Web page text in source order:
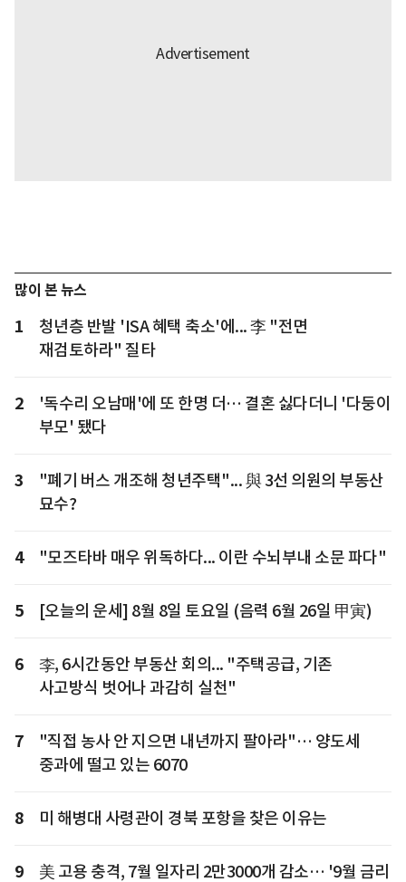
많이 본 뉴스
1
청년층 반발 'ISA 혜택 축소'에... 李 "전면
재검토하라" 질타
2
'독수리 오남매'에 또 한명 더… 결혼 싫다더니 '다둥이
부모' 됐다
3
"폐기 버스 개조해 청년주택"... 與 3선 의원의 부동산
묘수?
4 "모즈타바 매우 위독하다... 이란 수뇌부내 소문 파다"
5 [오늘의 운세] 8월 8일 토요일 (음력 6월 26일 甲寅)
6
李, 6시간동안 부동산 회의... "주택공급, 기존
사고방식 벗어나 과감히 실천"
7
"직접 농사 안 지으면 내년까지 팔아라"… 양도세
중과에 떨고 있는 6070
8 미 해병대 사령관이 경북 포항을 찾은 이유는
9
美 고용 충격, 7월 일자리 2만3000개 감소… '9월 금리